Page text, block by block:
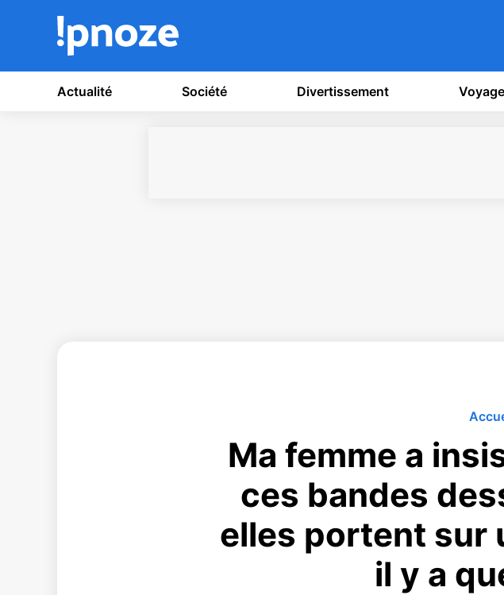
Actualité Société Divertissement Voyage
Ma femme a
ces bandes
elles portent sur
il y a